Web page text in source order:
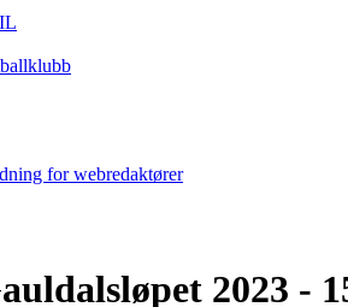
for webredaktører
2023 -